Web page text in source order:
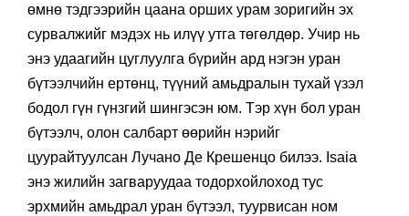
Юуны түрүүнд шинэ загваруудтай танилцахаас
өмнө тэдгээрийн цаана орших урам зоригийн эх
сурвалжийг мэдэх нь илүү утга төгөлдөр. Учир нь
энэ удаагийн цуглуулга бүрийн ард нэгэн уран
бүтээлчийн ертөнц, түүний амьдралын тухай үзэл
бодол гүн гүнзгий шингэсэн юм. Тэр хүн бол уран
бүтээлч, олон салбарт өөрийн нэрийг
цуурайтуулсан Лучано Де Крешенцо билээ. Isaia
энэ жилийн загваруудаа тодорхойлоход тус